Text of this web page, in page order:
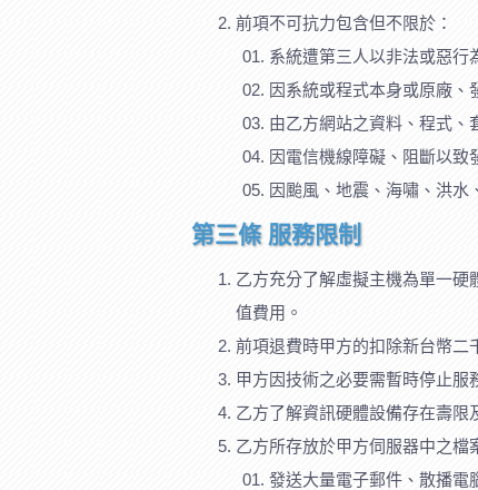
前項不可抗力包含但不限於：
系統遭第三人以非法或惡行
因系統或程式本身或原廠、
由乙方網站之資料、程式、
因電信機線障礙、阻斷以致
因颱風、地震、海嘯、洪水
第三條 服務限制
乙方充分了解虛擬主機為單一
值費用。
前項退費時甲方的扣除新台幣二
甲方因技術之必要需暫時停止服
乙方了解資訊硬體設備存在壽限
乙方所存放於甲方伺服器中之檔
發送大量電子郵件、散播電